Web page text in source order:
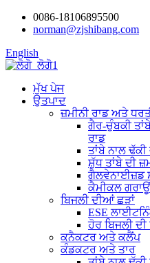
0086-18106895500
norman@zjshibang.com
English
ਮੁੱਖ ਪੇਜ
ਉਤਪਾਦ
ਜ਼ਮੀਨੀ ਰਾਡ ਅਤੇ
ਗੈਰ-ਚੁੰਬਕੀ
ਰਾਡ
ਤਾਂਬੇ ਨਾਲ ਢੱਕੀ
ਸ਼ੁੱਧ ਤਾਂਬੇ ਦੀ
ਗੈਲਵੇਨਾਈਜ਼ਡ
ਕੈਮੀਕਲ
ਬਿਜਲੀ ਦੀਆਂ ਛੜਾਂ
ESE
ਹੋਰ ਬਿਜਲੀ ਦੀ
ਕਨੈਕਟਰ ਅਤੇ ਕਲੈਂਪ
ਕੰਡਕਟਰ ਅਤੇ ਤਾਰ